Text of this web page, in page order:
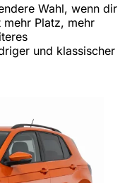
Wahl, wenn dir
Platz, mehr
und klassischer